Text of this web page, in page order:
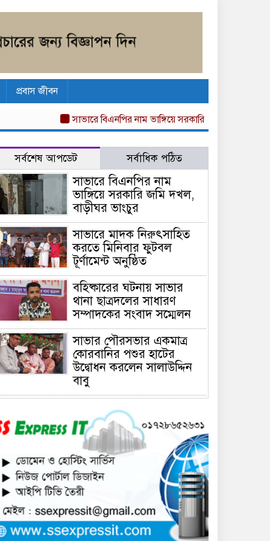
প্রবাস জীবন
সাভারে বিএনপির নাম ভাঙ্গিয়ে সরকারি জমি দখল, বাড়ীঘর
সর্বশেষ আপডেট সর্বাধিক পঠিত
সাভারে বিএনপির নাম
ভাঙ্গিয়ে সরকারি জমি দখল,
বাড়ীঘর ভাংচুর
সাভারে মাদক নিরুৎসাহিত
করতে মিনিবার ফুটবল
টূর্ণামেন্ট অনুষ্ঠিত
বহিষ্কারের ঘটনায় সাভার
থানা ছাত্রদলের সাধারণ
সম্পাদকের সংবাদ সম্মেলন
সাভার পৌরসভার একমাত্র
কোরবানির পশুর হাটের
উদ্বোধন করলেন সালাউদ্দিন
বাবু
সাভারে চাঁদার দাবীতে ব্যাবসা
প্রতিষ্ঠানে হামলা চালিয়ে তালা
ঝুলিয়ে দিয়েছে সন্ত্রাসীরা
সাভারে নারী উদ্যোক্তার
খামার ভাংচুর, ৫ লাখ টাকার
ক্ষয়ক্ষতি
উভয়পক্ষের সমঝোতায় ধর্মঘট
প্রত্যাহার করায় সাভারের